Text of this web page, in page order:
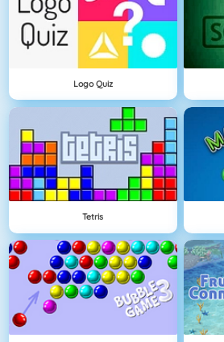
Logo Quiz
Tetris